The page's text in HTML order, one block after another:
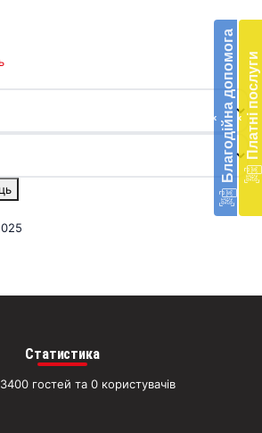
‹ Благодійна допомогав
‹ Платні послуги
Статистика
гостей та 0 користувачів